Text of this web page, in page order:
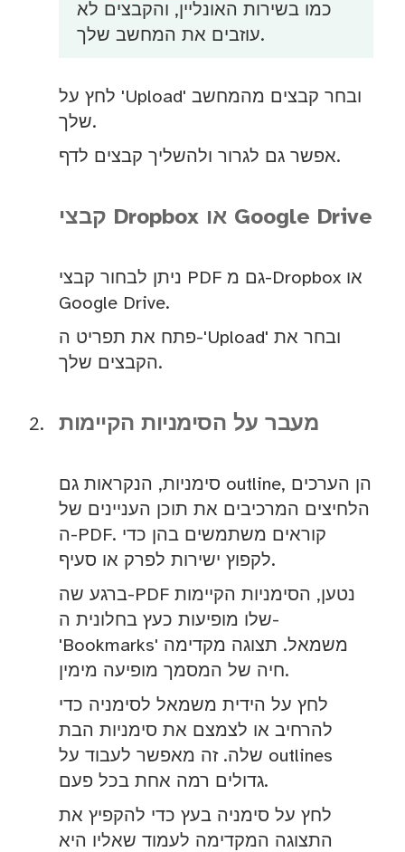
כמו בשירות האונליין, והקבצים לא
עוזבים את המחשב שלך.
לחץ על 'Upload' ובחר קבצים מהמחשב
שלך.
אפשר גם לגרור ולהשליך קבצים לדף.
קבצי Dropbox או Google Drive
ניתן לבחור קבצי PDF גם מ-Dropbox או
Google Drive.
פתח את תפריט ה-'Upload' ובחר את
הקבצים שלך.
מעבר על הסימניות הקיימות
סימניות, הנקראות גם outline, הן הערכים
הלחיצים המרכיבים את תוכן העניינים של
ה-PDF. קוראים משתמשים בהן כדי
לקפוץ ישירות לפרק או סעיף.
ברגע שה-PDF נטען, הסימניות הקיימות
שלו מופיעות כעץ בחלונית ה-
'Bookmarks' משמאל. תצוגה מקדימה
חיה של המסמך מופיעה מימין.
לחץ על הידית משמאל לסימניה כדי
להרחיב או לצמצם את סימניות הבת
שלה. זה מאפשר לעבוד על outlines
גדולים רמה אחת בכל פעם.
לחץ על סימניה בעץ כדי להקפיץ את
התצוגה המקדימה לעמוד שאליו היא